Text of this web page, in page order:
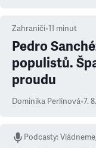
Zahraničí•11 minut
Pedro
populistů.
proudu
Dominika Perlínová•7.
Podcasty: